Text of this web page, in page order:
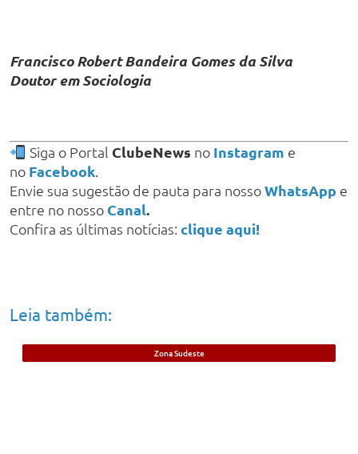
Francisco Robert Bandeira Gomes da Silva
Doutor em Sociologia
Siga o Portal ClubeNews no Instagram e
no Facebook.
Envie sua sugestão de pauta para nossoWhatsApp e
entre no nosso Canal.
Confira as últimas notícias: clique aqui!
Leia também:
Zona Sudeste